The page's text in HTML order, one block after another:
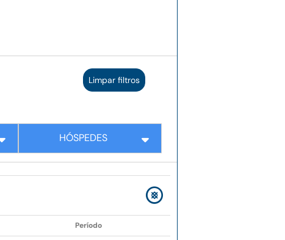
Limpar filtros
HÓSPEDES
Período